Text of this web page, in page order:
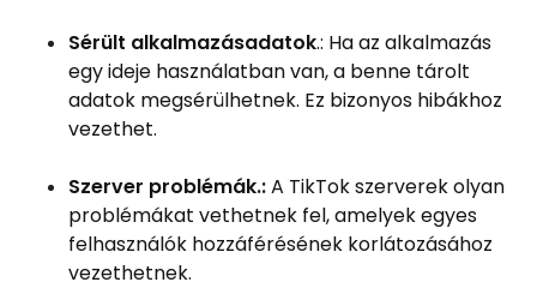
Sérült alkalmazásadatok.: Ha az alkalmazás
egy ideje használatban van, a benne tárolt
adatok megsérülhetnek. Ez bizonyos hibákhoz
vezethet.
Szerver problémák.:A TikTok szerverek olyan
problémákat vethetnek fel, amelyek egyes
felhasználók hozzáférésének korlátozásához
vezethetnek.